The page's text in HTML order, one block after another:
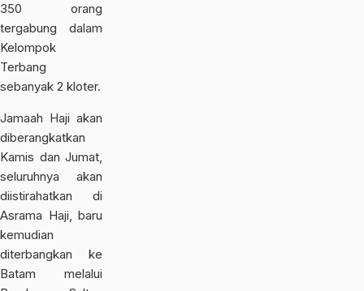
350 orang
tergabung dalam
Kelompok
Terbang
sebanyak 2 kloter.
Jamaah Haji akan
diberangkatkan
Kamis dan Jumat,
seluruhnya akan
diistirahatkan di
Asrama Haji, baru
kemudian
diterbangkan ke
Batam melalui